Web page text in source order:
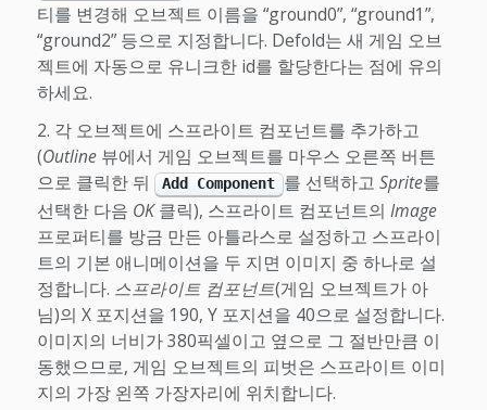
티를 변경해 오브젝트 이름을 “ground0”, “ground1”,
“ground2” 등으로 지정합니다. Defold는 새 게임 오브
젝트에 자동으로 유니크한 id를 할당한다는 점에 유의
하세요.
각 오브젝트에 스프라이트 컴포넌트를 추가하고
(Outline뷰에서 게임 오브젝트를 마우스 오른쪽 버튼
으로 클릭한 뒤
Add Component 를 선택하고Sprite를
선택한 다음 OK클릭), 스프라이트 컴포넌트의 Image
프로퍼티를 방금 만든 아틀라스로 설정하고 스프라이
트의 기본 애니메이션을 두 지면 이미지 중 하나로 설
정합니다. 스프라이트 컴포넌트(게임 오브젝트가 아
님)의 X 포지션을 190, Y 포지션을 40으로 설정합니다.
이미지의 너비가 380픽셀이고 옆으로 그 절반만큼 이
동했으므로, 게임 오브젝트의 피벗은 스프라이트 이미
지의 가장 왼쪽 가장자리에 위치합니다.